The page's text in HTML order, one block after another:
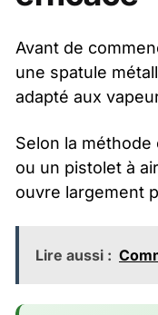
Avant de
une spatule
adapté aux
Selon la
ou un pistolet à
ouvre largement
Lire aussi :